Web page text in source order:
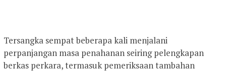
Tersangka sempat beberapa kali menjalani
perpanjangan masa penahanan seiring pelengkapan
berkas perkara, termasuk pemeriksaan tambahan